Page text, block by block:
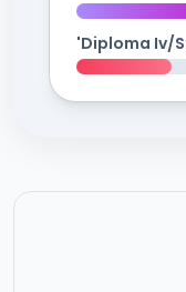
'Diploma Iv/